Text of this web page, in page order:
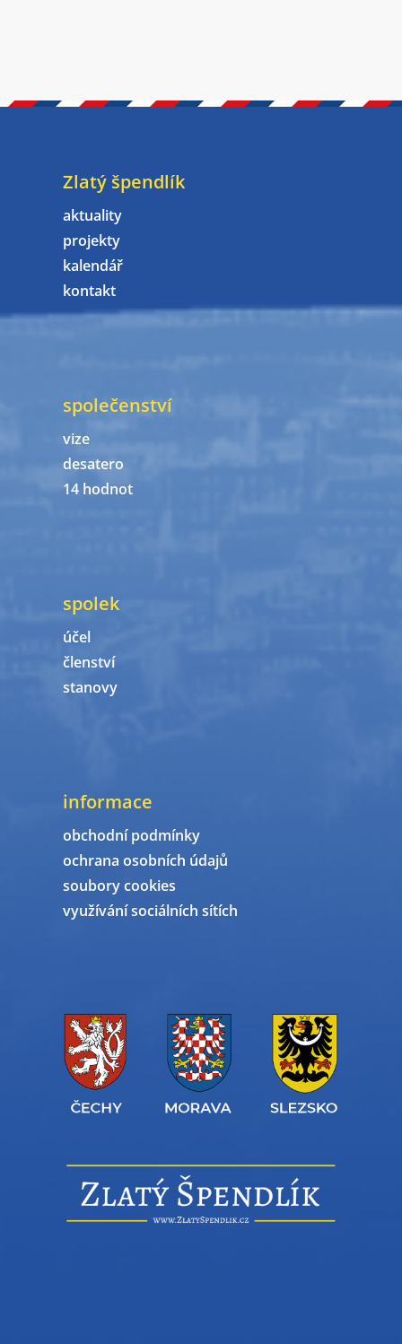
Zlatý špendlík
aktuality
projekty
kalendář
kontakt
společenství
vize
desatero
14 hodnot
spolek
účel
členství
stanovy
informace
obchodní podmínky
ochrana osobních údajů
soubory cookies
využívání sociálních sítích